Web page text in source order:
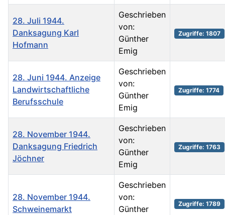
28. Juli 1944.
Danksagung Karl
Hofmann
Geschrieben
von:
Günther
Emig
Zugriffe: 1807
28. Juni 1944. Anzeige
Landwirtschaftliche
Berufsschule
Geschrieben
von:
Günther
Emig
Zugriffe: 1774
28. November 1944.
Danksagung Friedrich
Jöchner
Geschrieben
von:
Günther
Emig
Zugriffe: 1763
28. November 1944.
Schweinemarkt
Geschrieben
von:
Günther
Zugriffe: 1789